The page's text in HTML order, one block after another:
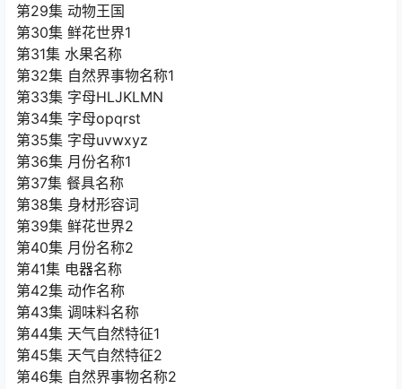
第29集 动物王国
第30集 鲜花世界1
第31集 水果名称
第32集 自然界事物名称1
第33集 字母HLJKLMN
第34集 字母opqrst
第35集 字母uvwxyz
第36集 月份名称1
第37集 餐具名称
第38集 身材形容词
第39集 鲜花世界2
第40集 月份名称2
第41集 电器名称
第42集 动作名称
第43集 调味料名称
第44集 天气自然特征1
第45集 天气自然特征2
第46集 自然界事物名称2